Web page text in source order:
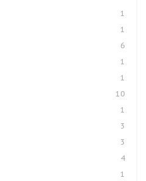
1
1
6
1
1
10
1
3
3
4
1